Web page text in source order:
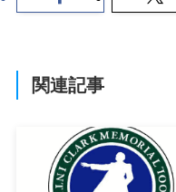
関連記事